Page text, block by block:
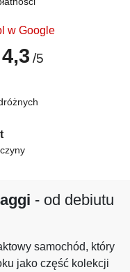
w Google
4,3 /5
- od debiutu
samochód, który
jako część kolekcji